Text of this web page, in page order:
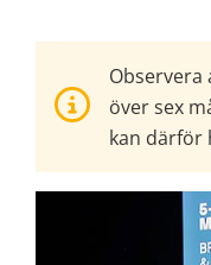
över sex
kan därför